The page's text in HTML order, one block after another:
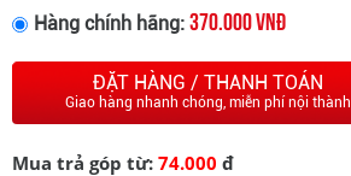
Hàng chính hãng: 370.000 VNĐ
ĐẶT HÀNG / THANH TOÁN
Giao hàng nhanh chóng, miễn phí nội thành
Mua trả góp từ: 74.000 đ